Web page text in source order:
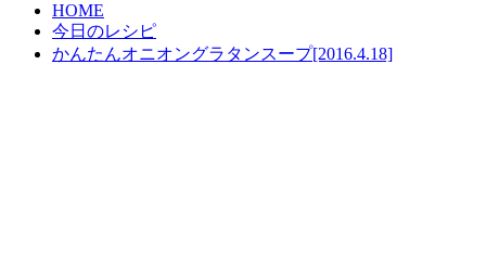
HOME
今日のレシピ
かんたんオニオングラタンスープ[2016.4.18]